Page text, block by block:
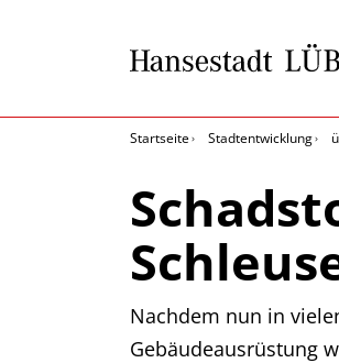
Startseite Stadtentwicklung
Nachdem nun in
Gebäudeausrüstung